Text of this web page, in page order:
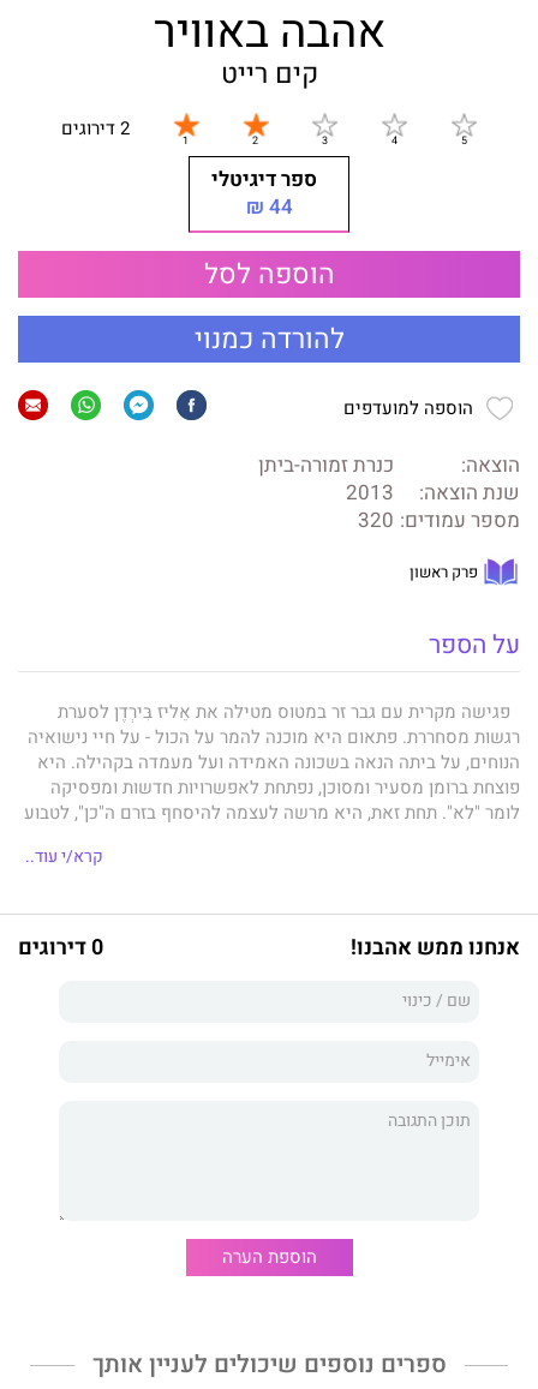
אהבה באוויר
קים רייט
2 דירוגים
ספר דיגיטלי
44 ₪
הוספה לסל
להורדה כמנוי
הוספה למועדפים
הוצאה:
כנרת זמורה-ביתן
שנת הוצאה:
2013
מספר עמודים: 320
פרק ראשון
על הספר
פגישה מקרית עם גבר זר במטוס מטילה את אֵליז בִּירְדֶן לסערת
רגשות מסחררת. פתאום היא מוכנה להמר על הכול - על חיי נישואיה
הנוחים, על ביתה הנאה בשכונה האמידה ועל מעמדה בקהילה. היא
פוצחת ברומן מסעיר ומסוכן, נפתחת לאפשרויות חדשות ומפסיקה
לומר "לא". תחת זאת, היא מרשה לעצמה להיסחף בזרם ה"כן", לטבוע
לבחון מחדש את חייהן ולתהות על קנקנם של סקס, נישואים, אהבה
מעשיה. היא מודעת לזה היטב, אך כיצד תוכל להיחלץ ממצבה אם
אינה יודעת מה היא רוצה באמת?
מספק תיאור סוחף,
מהורהר, סקסי, מציאותי וקולח של חיי נישואים מודרניים.
קרא/י עוד..
אנחנו ממש אהבנו! 0 דירוגים
הוספת הערה
ספרים נוספים שיכולים לעניין אותך